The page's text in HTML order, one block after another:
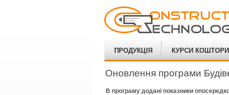
ПРОДУКЦІЯ КУРСИ
Оновлення програми
В програму додані показники